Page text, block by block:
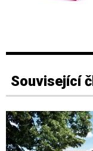
Související